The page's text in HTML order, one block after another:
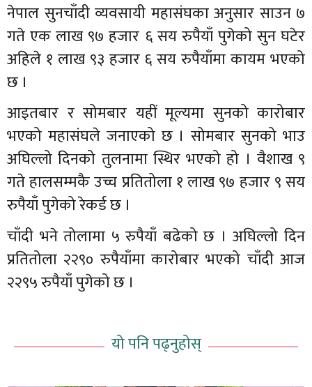
नेपाल सुनचाँदी व्यवसायी महासंघका अनुसार साउन ७
गते एक लाख ९७ हजार ६ सय रुपैयाँ पुगेको सुन घटेर
अहिले १ लाख ९३ हजार ६ सय रुपैयाँमा कायम भएको
छ ।
आइतबार र सोमबार यहीं मूल्यमा सुनको कारोबार
भएको महासंघले जनाएको छ । सोमबार सुनको भाउ
अघिल्लो दिनको तुलनामा स्थिर भएको हो । वैशाख ९
गते हालसम्मकै उच्च प्रतितोला १ लाख ९७ हजार ९ सय
रुपैयाँ पुगेको रेकर्ड छ ।
चाँदी भने तोलामा ५ रुपैयाँ बढेको छ । अघिल्लो दिन
प्रतितोला २२९० रुपैयाँमा कारोबार भएको चाँदी आज
२२९५ रुपैयाँ पुगेको छ ।
यो पनि पढ्नुहोस्